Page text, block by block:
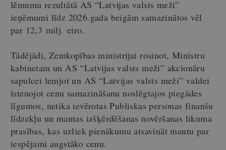
lēmumu rezultātā AS “Latvijas valsts meži”
ieņēmumi līdz 2026.gada beigām samazinātos vēl
par 12,3 milj. eiro.
Tādējādi, Zemkopības ministrijai rosinot, Ministru
kabinetam un AS “Latvijas valsts meži” akcionāru
sapulcei lemjot un AS “Latvijas valsts meži” valdei
īstenojot cenu samazināšanu noslēgtajos piegādes
līgumos, netika ievērotas Publiskas personas finanšu
līdzekļu un mantas izšķērdēšanas novēršanas likuma
prasības, kas uzliek pienākumu atsavināt mantu par
iespējami augstāko cenu.